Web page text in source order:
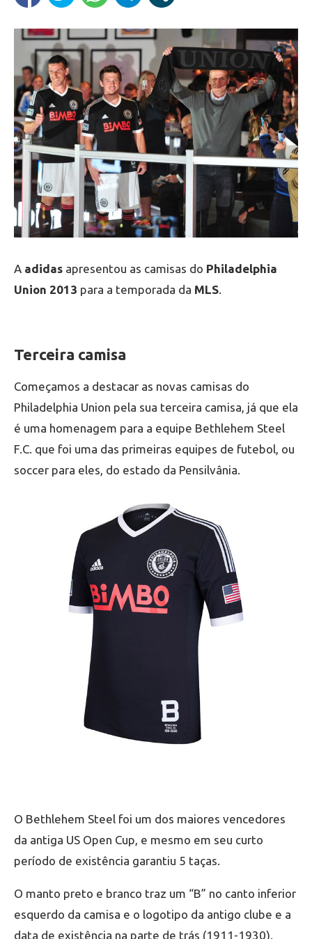
A adidas apresentou as camisas do Philadelphia
Union 2013 para a temporada da MLS.
Terceira camisa
Começamos a destacar as novas camisas do
Philadelphia Union pela sua terceira camisa, já que ela
é uma homenagem para a equipe Bethlehem Steel
F.C. que foi uma das primeiras equipes de futebol, ou
soccer para eles, do estado da Pensilvânia.
O Bethlehem Steel foi um dos maiores vencedores
da antiga US Open Cup, e mesmo em seu curto
período de existência garantiu 5 taças.
O manto preto e branco traz um “B” no canto inferior
esquerdo da camisa e o logotipo da antigo clube e a
data de existência na parte de trás (1911-1930).